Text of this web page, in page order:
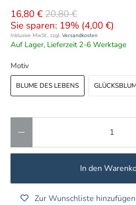
16,80 € 20,80 €
Sie sparen: 19% (4,00 €)
Inklusive MwSt., zzgl.Versandkosten
Auf Lager, Lieferzeit 2-6 Werktage
Motiv
BLUME DES LEBENS
In den
Zur Wunschliste hinzufügen